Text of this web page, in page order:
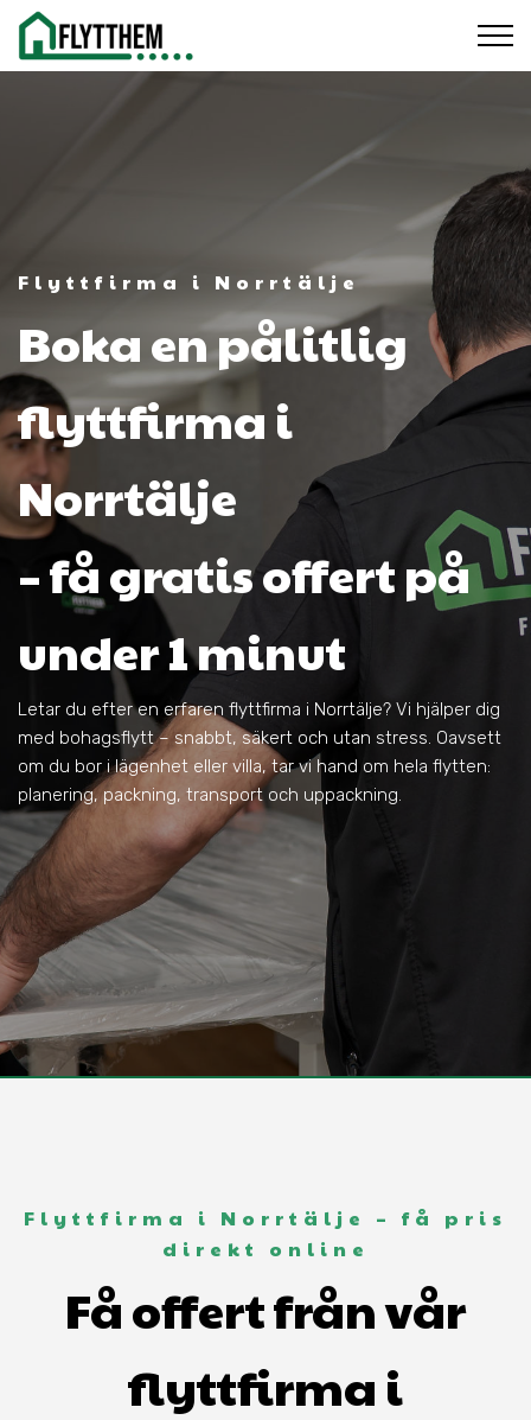
Flyttfirma i Norrtälje
Boka en pålitlig
flyttfirma i
Norrtälje
– få gratis offert på
under 1 minut
Letar du efter en erfaren flyttfirma i Norrtälje? Vi hjälper dig
med bohagsflytt – snabbt, säkert och utan stress. Oavsett
om du bor i lägenhet eller villa, tar vi hand om hela flytten:
planering, packning, transport och uppackning.
Flyttfirma i Norrtälje – få pris
direkt online
Få offert från vår
flyttfirma i